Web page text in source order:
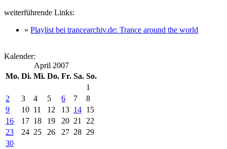
weiterführende Links:
» Playlist bei trancearchiv.de: Trance around the world
Kalender:
April 2007
Mo. Di. Mi. Do. Fr. Sa. So.
1
2
3 4 5 6 7
8
9
10 11 12 13 14 15
16
17 18 19 20 21
22
23
24 25 26 27 28 29
30